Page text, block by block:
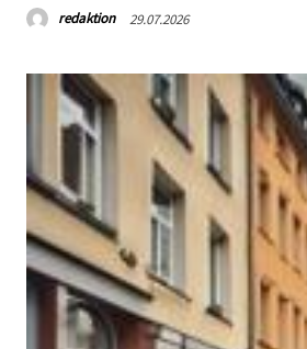
redaktion 29.07.2026